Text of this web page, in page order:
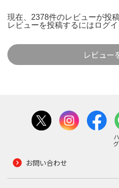
現在、2378件のレビューが投
レビューを投稿するには ログ
レビュー
お問い合わせ